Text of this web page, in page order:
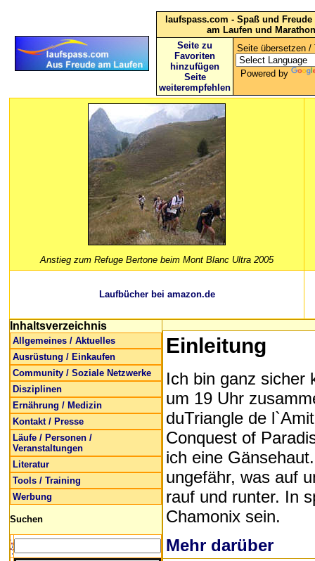
laufspass.com - Spaß und
am Laufen und Marathon
Seite zu
Favoriten
hinzufügen
Seite
weiterempfehlen
Seite übersetzen /
Powered by
Anstieg zum Refuge Bertone beim Mont Blanc Ultra 2005
Laufbücher bei amazon.de
Inhaltsverzeichnis
Allgemeines / Aktuelles
Ausrüstung / Einkaufen
Community / Soziale Netzwerke
Disziplinen
Ernährung / Medizin
Kontakt / Presse
Läufe / Personen /
Veranstaltungen
Literatur
Tools / Training
Werbung
Suchen
Einleitung
Ich bin ganz sicher
um 19 Uhr
duTriangle de
Conquest of
ich eine
ungefähr, was auf
rauf und runter. In
Chamonix sein.
Mehr darüber